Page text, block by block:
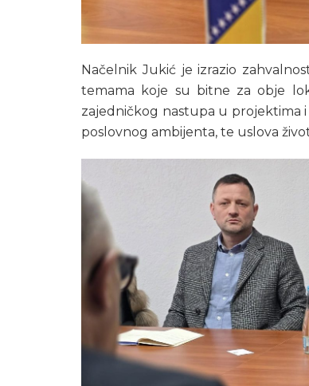
Načelnik Jukić je izrazio
temama koje su bitne za obje
zajedničkog nastupa u projektima
poslovnog ambijenta, te uslova